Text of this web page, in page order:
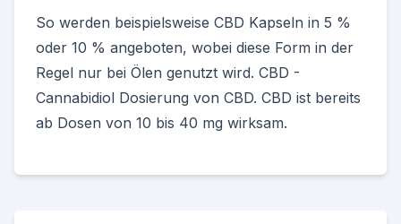
So werden beispielsweise CBD Kapseln in 5 %
oder 10 % angeboten, wobei diese Form in der
Regel nur bei Ölen genutzt wird. CBD -
Cannabidiol Dosierung von CBD. CBD ist bereits
ab Dosen von 10 bis 40 mg wirksam.